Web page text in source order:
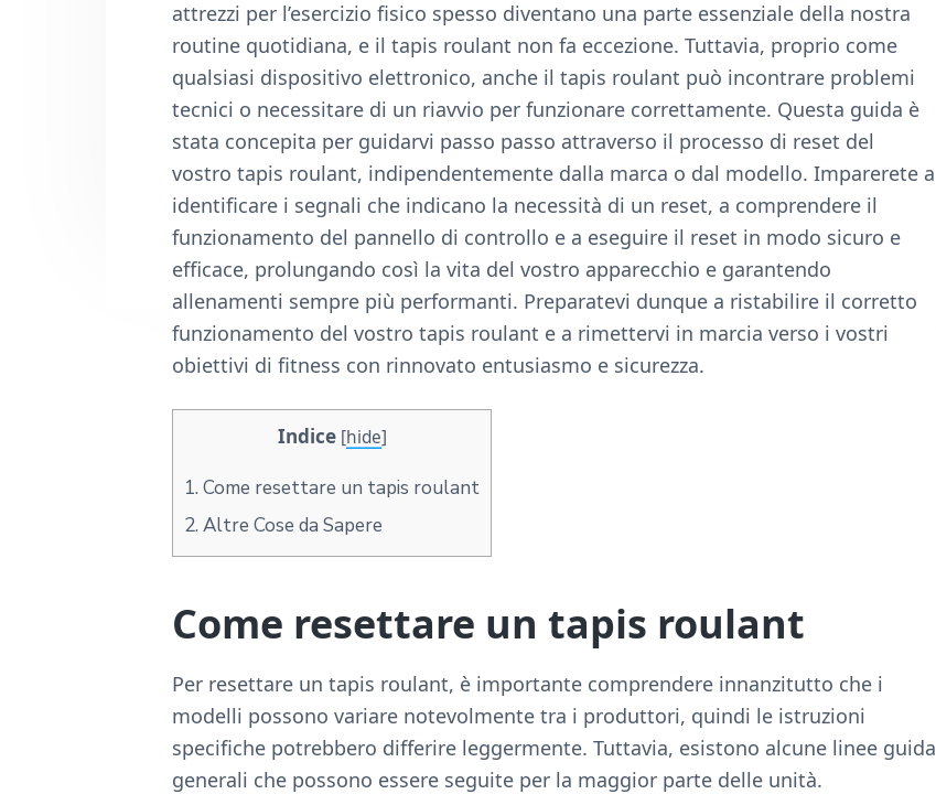
attrezzi per l’esercizio fisico spesso diventano una parte essenziale della nostra
routine quotidiana, e il tapis roulant non fa eccezione. Tuttavia, proprio come
qualsiasi dispositivo elettronico, anche il tapis roulant può incontrare problemi
tecnici o necessitare di un riavvio per funzionare correttamente. Questa guida è
stata concepita per guidarvi passo passo attraverso il processo di reset del
vostro tapis roulant, indipendentemente dalla marca o dal modello. Imparerete a
identificare i segnali che indicano la necessità di un reset, a comprendere il
funzionamento del pannello di controllo e a eseguire il reset in modo sicuro e
efficace, prolungando così la vita del vostro apparecchio e garantendo
allenamenti sempre più performanti. Preparatevi dunque a ristabilire il corretto
funzionamento del vostro tapis roulant e a rimettervi in marcia verso i vostri
obiettivi di fitness con rinnovato entusiasmo e sicurezza.
Indice [hide]
1. Come resettare un tapis roulant
2. Altre Cose da Sapere
Come resettare un tapis roulant
Per resettare un tapis roulant, è importante comprendere innanzitutto che i
modelli possono variare notevolmente tra i produttori, quindi le istruzioni
specifiche potrebbero differire leggermente. Tuttavia, esistono alcune linee guida
generali che possono essere seguite per la maggior parte delle unità.